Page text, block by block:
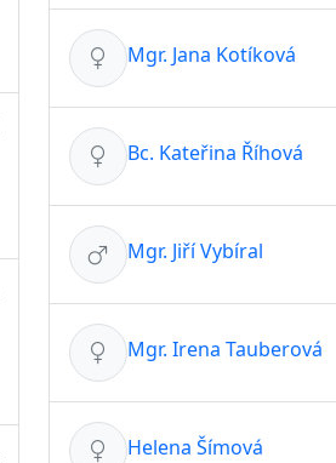
Mgr. Jana Kotíková
Bc. Kateřina Říhová
Mgr. Jiří Vybíral
Mgr. Irena Tauberová
Helena Šímová